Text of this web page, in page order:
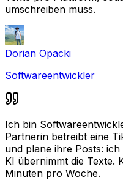
umschreiben muss.
Dorian Opacki
Softwareentwickler
Ich bin
Partnerin betreibt eine
und plane ihre Posts:
KI übernimmt die Texte.
Minuten pro Woche.